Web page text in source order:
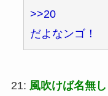
>>20
だよなンゴ！
21: 風吹けば名無し